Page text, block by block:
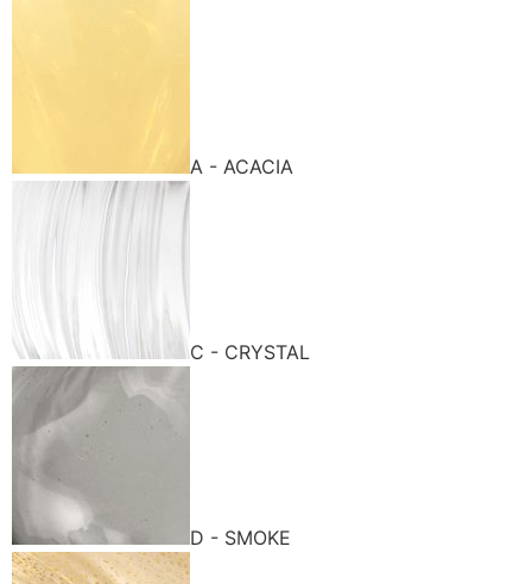
A - ACACIA
C - CRYSTAL
D - SMOKE